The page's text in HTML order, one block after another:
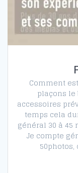
Comment
plaçons le
accessoires
temps cela
général 30 à
Je compte